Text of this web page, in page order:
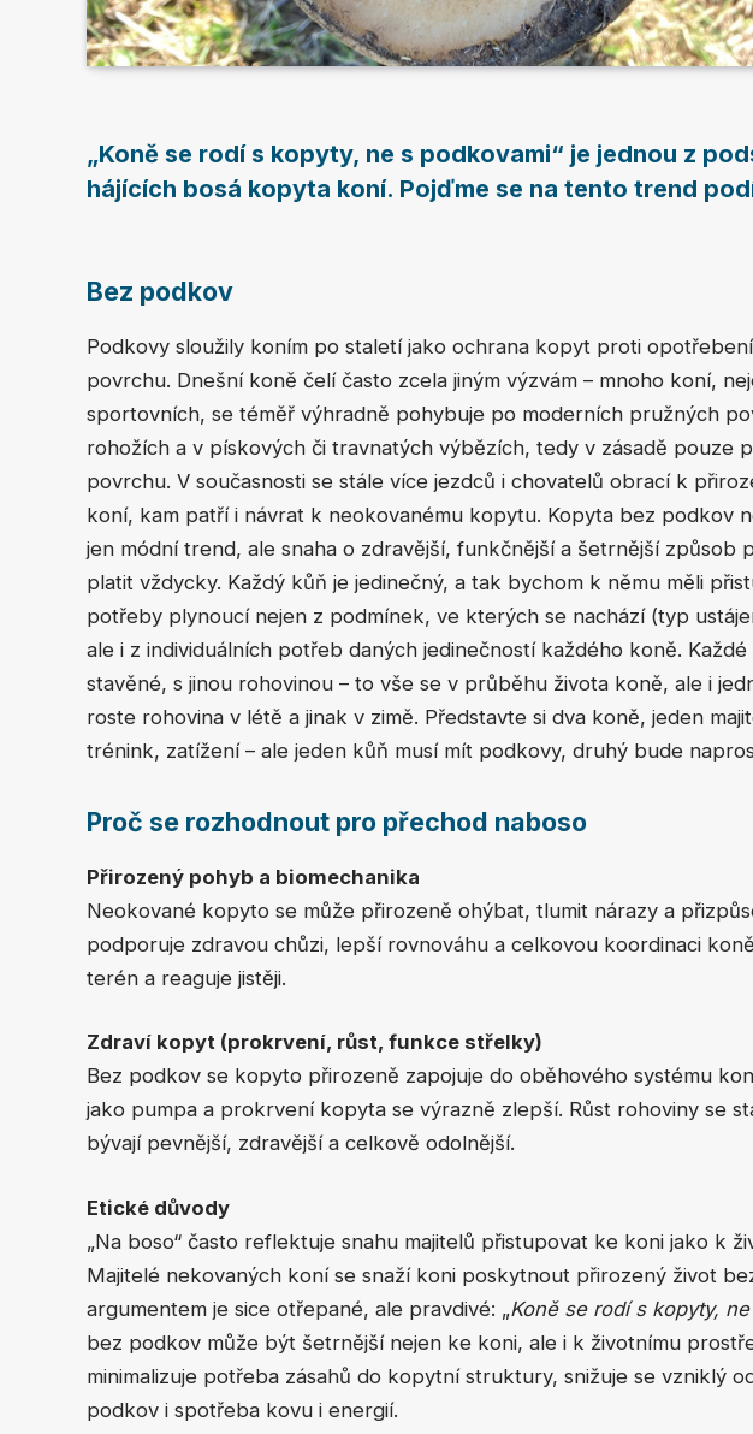
„Koně se rodí s kopyty, ne s podkovami“ je jednou z
hájících bosá kopyta koní. Pojďme se na tento trend
Bez podkov
Podkovy sloužily koním po staletí jako ochrana kopyt proti
povrchu. Dnešní koně čelí často zcela jiným výzvám – mnoho koní,
sportovních, se téměř výhradně pohybuje po moderních pružných
rohožích a v pískových či travnatých výbězích, tedy v zásadě pouze
povrchu. V současnosti se stále více jezdců i chovatelů obrací k
koní, kam patří i návrat k neokovanému kopytu. Kopyta bez podkov
jen módní trend, ale snaha o zdravější, funkčnější a šetrnější způsob
platit vždycky. Každý kůň je jedinečný, a tak bychom k němu měli
potřeby plynoucí nejen z podmínek, ve kterých se nachází (typ
ale i z individuálních potřeb daných jedinečností každého koně.
stavěné, s jinou rohovinou – to vše se v průběhu života koně, ale i
roste rohovina v létě a jinak v zimě. Představte si dva koně, jeden
trénink, zatížení – ale jeden kůň musí mít podkovy, druhý bude
Proč se rozhodnout pro přechod naboso
Přirozený pohyb a biomechanika
Neokované kopyto se může přirozeně ohýbat, tlumit nárazy a
podporuje zdravou chůzi, lepší rovnováhu a celkovou koordinaci
terén a reaguje jistěji.
Zdraví kopyt (prokrvení, růst, funkce střelky)
Bez podkov se kopyto přirozeně zapojuje do oběhového systému
jako pumpa a prokrvení kopyta se výrazně zlepší. Růst rohoviny se
bývají pevnější, zdravější a celkově odolnější.
Etické důvody
„Na boso“ často reflektuje snahu majitelů přistupovat ke koni jako k
Majitelé nekovaných koní se snaží koni poskytnout přirozený život
argumentem je sice otřepané, ale pravdivé: „Koně se rodí s kopyty,
bez podkov může být šetrnější nejen ke koni, ale i k životnímu
minimalizuje potřeba zásahů do kopytní struktury, snižuje se vzniklý
podkov i spotřeba kovu i energií.